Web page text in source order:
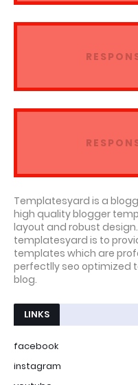
Templatesyard is a
high quality blogger
layout and robust
templatesyard is to
templates which are
perfectlly seo optimized
blog.
LINKS
facebook
instagram